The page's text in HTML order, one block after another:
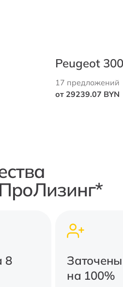
Peugeot
17 предложений
от 29239.07 BYN
8
на 100%